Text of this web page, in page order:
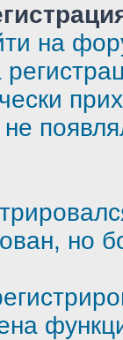
на
но